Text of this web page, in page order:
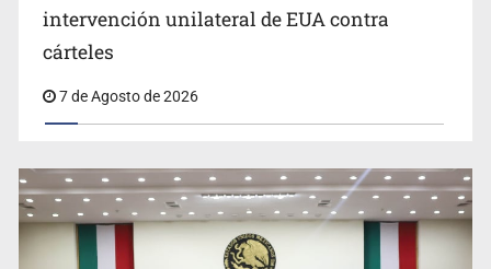
Desapariciones en Jalisco, con complicidad de policías,
intervención unilateral de EUA contra
cárteles
7 de Agosto de 2026